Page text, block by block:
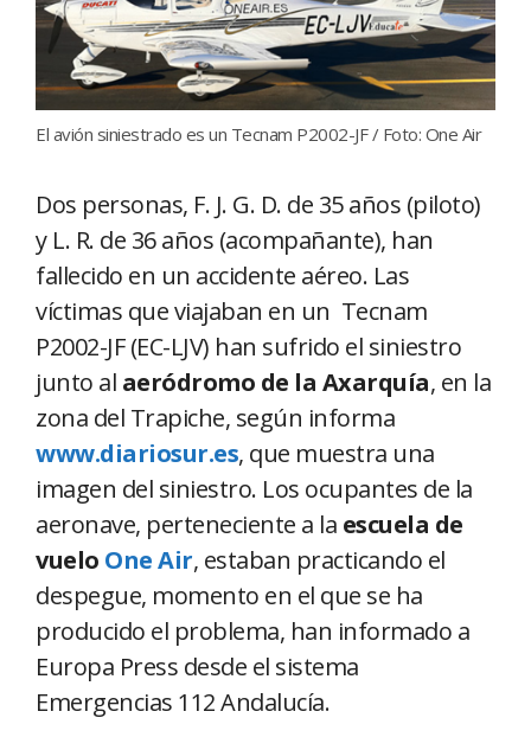
El avión siniestrado es un Tecnam P2002-JF / Foto: One Air
Dos personas, F. J. G. D. de 35 años (piloto)
y L. R. de 36 años (acompañante), han
fallecido en un accidente aéreo. Las
víctimas que viajaban en un Tecnam
P2002-JF (EC-LJV) han sufrido el siniestro
junto al aeródromo de la Axarquía, en la
zona del Trapiche, según informa
www.diariosur.es, que muestra una
imagen del siniestro. Los ocupantes de la
aeronave, perteneciente a la escuela de
vuelo One Air, estaban practicando el
despegue, momento en el que se ha
producido el problema, han informado a
Europa Press desde el sistema
Emergencias 112 Andalucía.